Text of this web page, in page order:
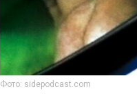
Фото: sidepodcast.com